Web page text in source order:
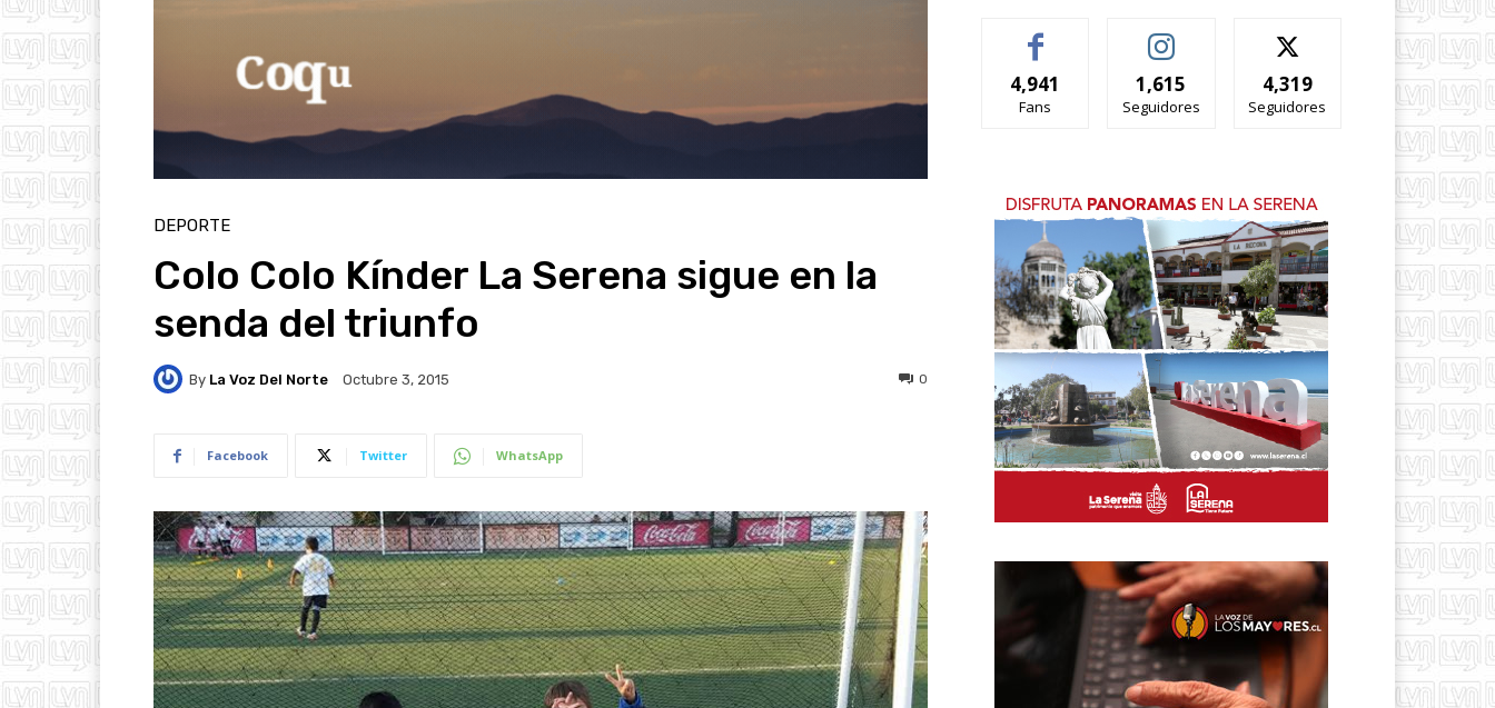
DEPORTE
Colo Colo Kínder La Serena sigue en la
senda del triunfo
By La Voz Del Norte Octubre 3, 2015 0
Facebook Twitter WhatsApp
4,941
Fans
1,615
Seguidores
4,319
Seguidores